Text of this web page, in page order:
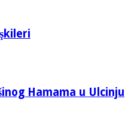
Hamama u Ulcinju